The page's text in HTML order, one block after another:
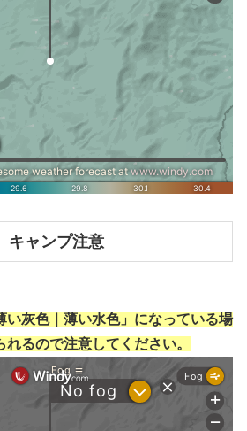
キャンプ注意
い灰色｜薄い水色」になっている場
るので注意してください。